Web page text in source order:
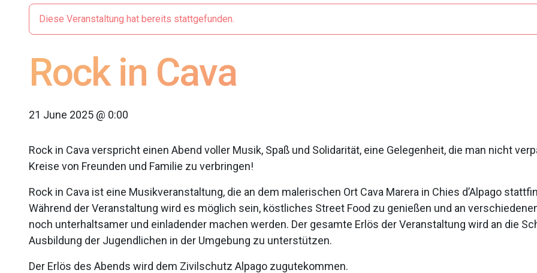
Diese Veranstaltung hat bereits stattgefunden.
Rock in Cava
21 June 2025 @ 0:00
Rock in Cava verspricht einen Abend voller Musik, Spaß und Solidarität, eine Gelegenheit, die man nicht
Kreise von Freunden und Familie zu verbringen!
Rock in Cava ist eine Musikveranstaltung, die an dem malerischen Ort Cava Marera in Chies d’Alpago
Während der Veranstaltung wird es möglich sein, köstliches Street Food zu genießen und an
noch unterhaltsamer und einladender machen werden. Der gesamte Erlös der Veranstaltung wird an die
Ausbildung der Jugendlichen in der Umgebung zu unterstützen.
Der Erlös des Abends wird dem Zivilschutz Alpago zugutekommen.